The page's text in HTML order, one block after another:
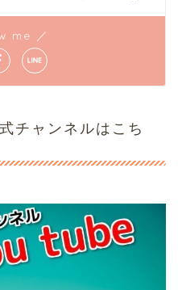
me ／
チャンネルはこち